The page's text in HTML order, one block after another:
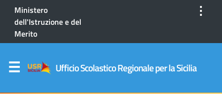
Ministero
dell'Istruzione e del
Merito
⋮
Ufficio Scolastico Regionale per la Sicilia